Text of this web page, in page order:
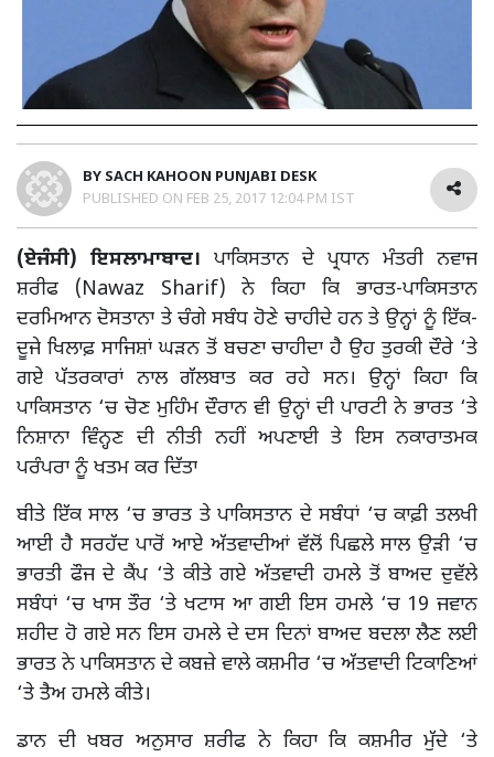
BY SACH KAHOON PUNJABI DESK
PUBLISHED ON FEB 25, 2017 12:04 PM IST
(ਏਜੰਸੀ) ਇਸਲਾਮਾਬਾਦ। ਪਾਕਿਸਤਾਨ ਦੇ ਪ੍ਰਧਾਨ ਮੰਤਰੀ ਨਵਾਜ
ਸ਼ਰੀਫ (Nawaz Sharif) ਨੇ ਕਿਹਾ ਕਿ ਭਾਰਤ-ਪਾਕਿਸਤਾਨ
ਦਰਮਿਆਨ ਦੋਸਤਾਨਾ ਤੇ ਚੰਗੇ ਸਬੰਧ ਹੋਣੇ ਚਾਹੀਦੇ ਹਨ ਤੇ ਉਨ੍ਹਾਂ ਨੂੰ ਇੱਕ-
ਦੂਜੇ ਖਿਲਾਫ਼ ਸਾਜਿਸ਼ਾਂ ਘੜਨ ਤੋਂ ਬਚਣਾ ਚਾਹੀਦਾ ਹੈ ਉਹ ਤੁਰਕੀ ਦੌਰੇ ‘ਤੇ
ਗਏ ਪੱਤਰਕਾਰਾਂ ਨਾਲ ਗੱਲਬਾਤ ਕਰ ਰਹੇ ਸਨ। ਉਨ੍ਹਾਂ ਕਿਹਾ ਕਿ
ਪਾਕਿਸਤਾਨ ‘ਚ ਚੋਣ ਮੁਹਿੰਮ ਦੌਰਾਨ ਵੀ ਉਨ੍ਹਾਂ ਦੀ ਪਾਰਟੀ ਨੇ ਭਾਰਤ ‘ਤੇ
ਨਿਸ਼ਾਨਾ ਵਿੰਨ੍ਹਣ ਦੀ ਨੀਤੀ ਨਹੀਂ ਅਪਣਾਈ ਤੇ ਇਸ ਨਕਾਰਾਤਮਕ
ਪਰੰਪਰਾ ਨੂੰ ਖਤਮ ਕਰ ਦਿੱਤਾ
ਬੀਤੇ ਇੱਕ ਸਾਲ ‘ਚ ਭਾਰਤ ਤੇ ਪਾਕਿਸਤਾਨ ਦੇ ਸਬੰਧਾਂ ‘ਚ ਕਾਫ਼ੀ ਤਲਖੀ
ਆਈ ਹੈ ਸਰਹੱਦ ਪਾਰੋਂ ਆਏ ਅੱਤਵਾਦੀਆਂ ਵੱਲੋਂ ਪਿਛਲੇ ਸਾਲ ਉੜੀ ‘ਚ
ਭਾਰਤੀ ਫੌਜ ਦੇ ਕੈਂਪ ‘ਤੇ ਕੀਤੇ ਗਏ ਅੱਤਵਾਦੀ ਹਮਲੇ ਤੋਂ ਬਾਅਦ ਦੁਵੱਲੇ
ਸਬੰਧਾਂ ‘ਚ ਖਾਸ ਤੌਰ ‘ਤੇ ਖਟਾਸ ਆ ਗਈ ਇਸ ਹਮਲੇ ‘ਚ 19 ਜਵਾਨ
ਸ਼ਹੀਦ ਹੋ ਗਏ ਸਨ ਇਸ ਹਮਲੇ ਦੇ ਦਸ ਦਿਨਾਂ ਬਾਅਦ ਬਦਲਾ ਲੈਣ ਲਈ
ਭਾਰਤ ਨੇ ਪਾਕਿਸਤਾਨ ਦੇ ਕਬਜ਼ੇ ਵਾਲੇ ਕਸ਼ਮੀਰ ‘ਚ ਅੱਤਵਾਦੀ ਟਿਕਾਣਿਆਂ
‘ਤੇ ਤੈਅ ਹਮਲੇ ਕੀਤੇ।
ਡਾਨ ਦੀ ਖਬਰ ਅਨੁਸਾਰ ਸ਼ਰੀਫ ਨੇ ਕਿਹਾ ਕਿ ਕਸ਼ਮੀਰ ਮੁੱਦੇ ‘ਤੇ